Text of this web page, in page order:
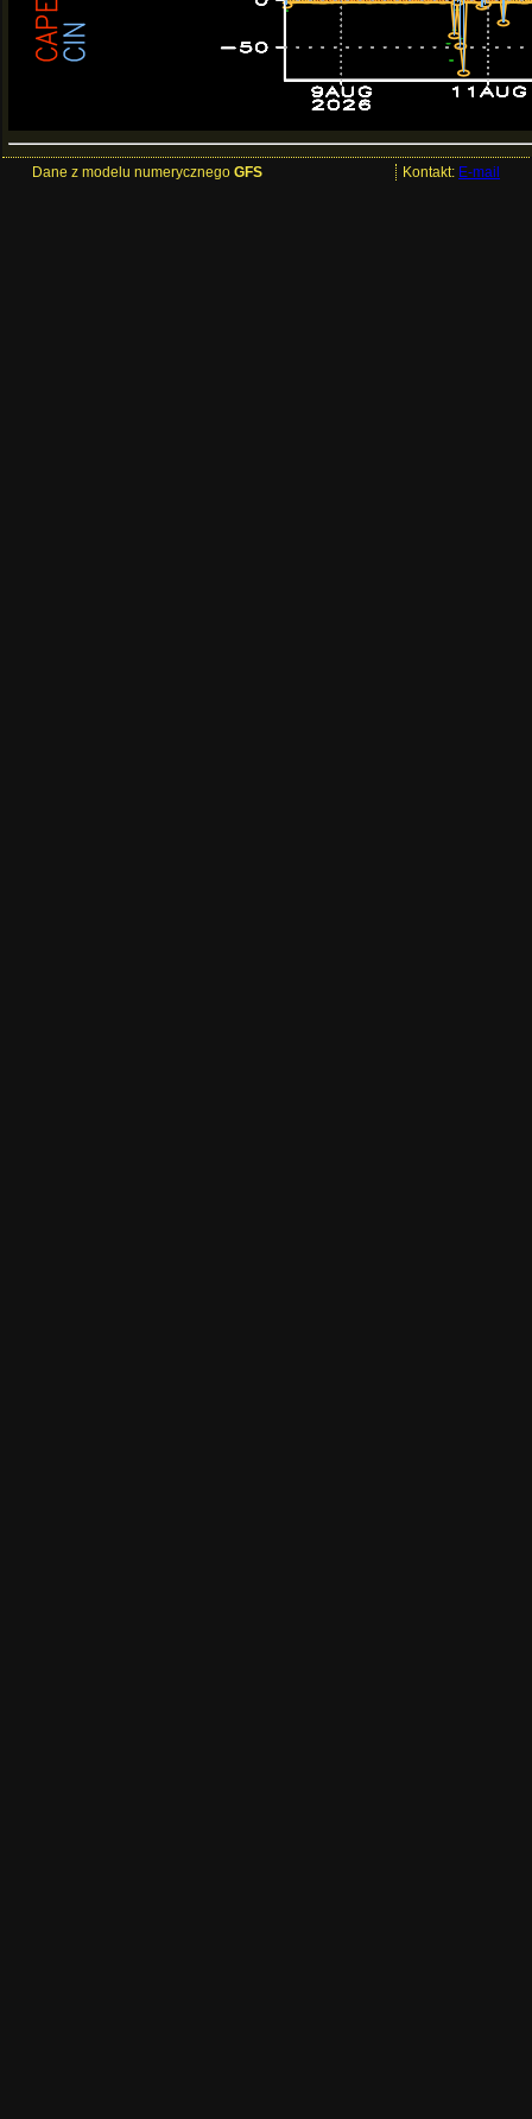
Dane z modelu numerycznego GFS Kontakt: E-mail